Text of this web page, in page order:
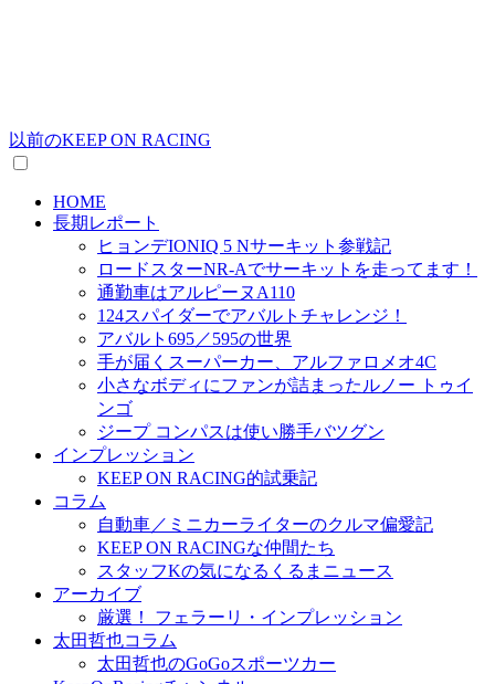
以前のKEEP ON RACING
HOME
長期レポート
ヒョンデIONIQ 5 Nサーキット参戦記
ロードスターNR-Aでサーキットを走ってます！
通勤車はアルピーヌA110
124スパイダーでアバルトチャレンジ！
アバルト695／595の世界
手が届くスーパーカー、アルファロメオ4C
小さなボディにファンが詰まったルノー トゥイ
ンゴ
ジープ コンパスは使い勝手バツグン
インプレッション
KEEP ON RACING的試乗記
コラム
自動車／ミニカーライターのクルマ偏愛記
KEEP ON RACINGな仲間たち
スタッフKの気になるくるまニュース
アーカイブ
厳選！ フェラーリ・インプレッション
太田哲也コラム
太田哲也のGoGoスポーツカー